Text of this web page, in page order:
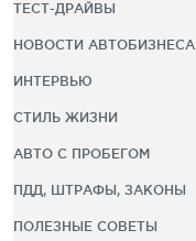
ТЕСТ-ДРАЙВЫ
НОВОСТИ АВТОБИЗНЕСА
ИНТЕРВЬЮ
СТИЛЬ ЖИЗНИ
АВТО С ПРОБЕГОМ
ПДД, ШТРАФЫ, ЗАКОНЫ
ПОЛЕЗНЫЕ СОВЕТЫ